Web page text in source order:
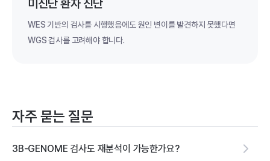
미진단 환자 진단
WES 기반의 검사를 시행했음에도 원인 변이를 발견하지 못했다면
WGS 검사를 고려해야 합니다.
자주 묻는 질문
3B-GENOME 검사도 재분석이 가능한가요?